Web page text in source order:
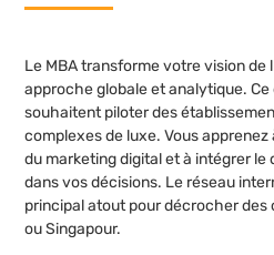
Le MBA transforme votre vision
approche globale et analytique.
souhaitent piloter des
complexes de luxe. Vous
du marketing digital et à intégrer
dans vos décisions. Le réseau
principal atout pour décrocher des
ou Singapour.